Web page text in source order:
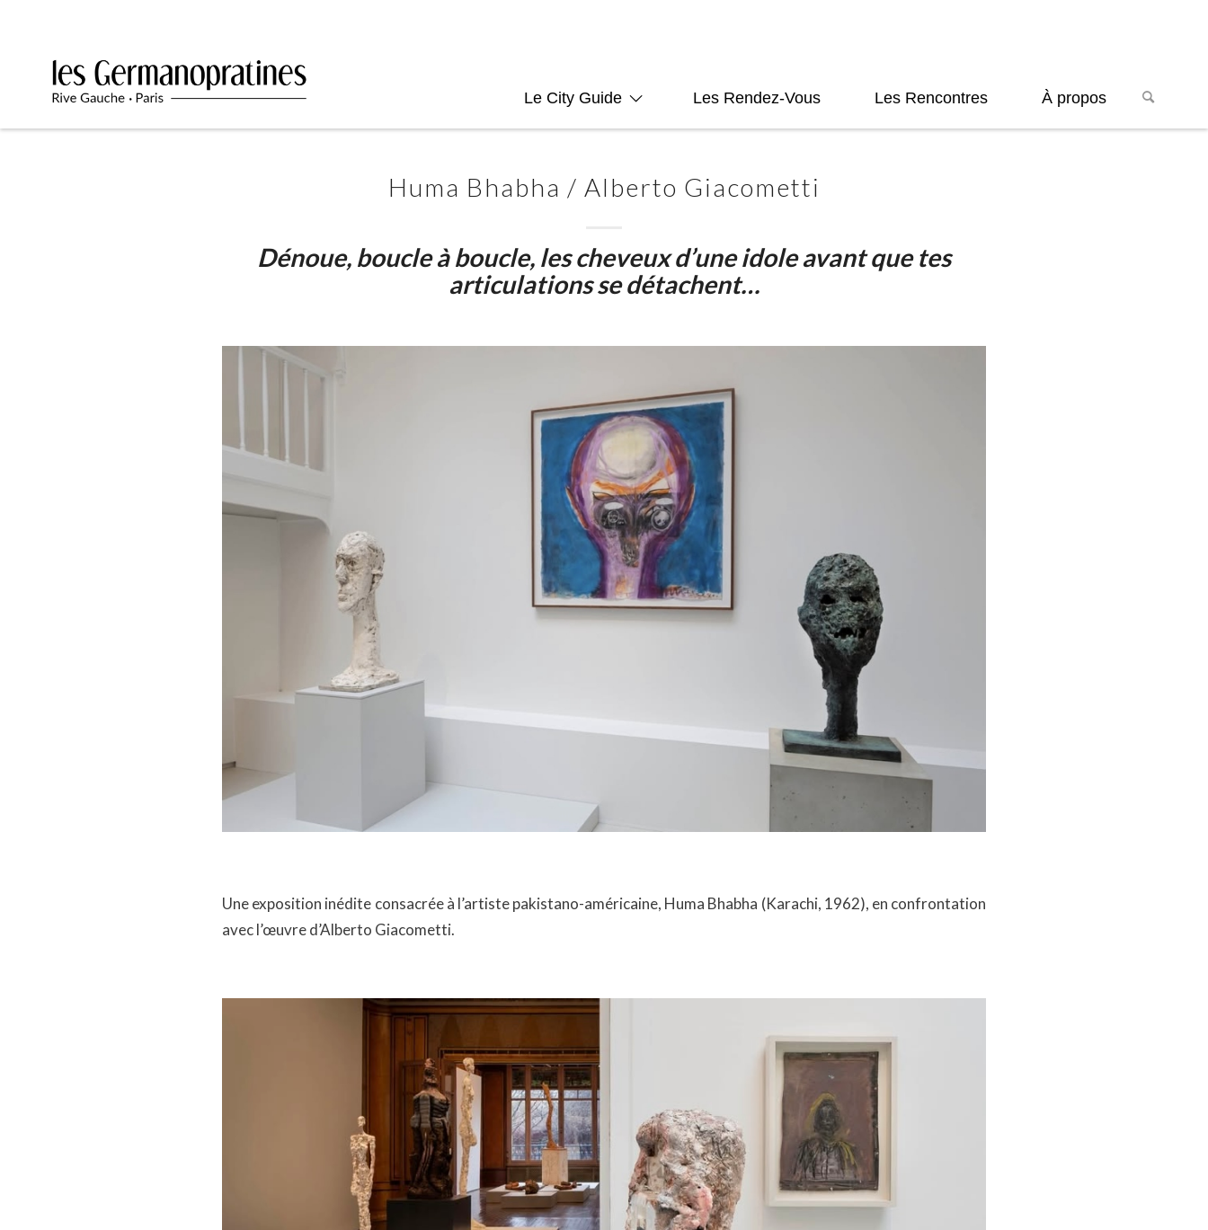
Le City Guide Les Rendez-Vous Les Rencontres À propos
Huma Bhabha / Alberto Giacometti
Dénoue, boucle à boucle, les cheveux d’une idole avant que tes
articulations se détachent…
Une exposition inédite consacrée à l’artiste pakistano-américaine, Huma Bhabha (Karachi, 1962), en confrontation
avec l’œuvre d’Alberto Giacometti.